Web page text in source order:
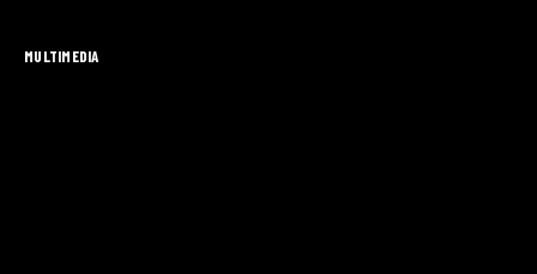
MULTIMEDIA